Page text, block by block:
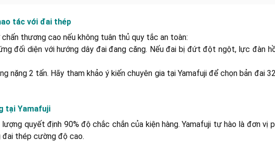
tác với đai thép
thương cao nếu không tuân thủ quy tắc an toàn:
đối diện với hướng dây đai đang căng. Nếu đai bị đứt đột ngột, lực đàn
nặng 2 tấn. Hãy tham khảo ý kiến chuyên gia tại Yamafuji để chọn bản đai
tại Yamafuji
quyết định 90% độ chắc chắn của kiện hàng. Yamafuji tự hào là đơn vị
đai thép cường độ cao.